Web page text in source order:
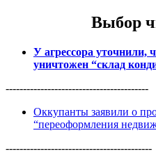
Выбор
У агрессора уточнили,
уничтожен “склад
-----------------------------------------
Оккупанты заявили о
“переоформления
------------------------------------------